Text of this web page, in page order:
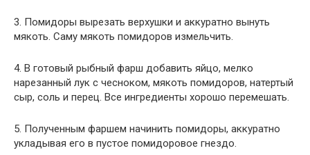
3. Помидоры вырезать верхушки и аккуратно вынуть
мякоть. Саму мякоть помидоров измельчить.
4. В готовый рыбный фарш добавить яйцо, мелко
нарезанный лук с чесноком, мякоть помидоров, натертый
сыр, соль и перец. Все ингредиенты хорошо перемешать.
5. Полученным фаршем начинить помидоры, аккуратно
укладывая его в пустое помидоровое гнездо.